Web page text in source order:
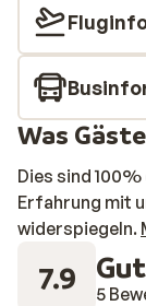
Was
Dies sind
Erfahrung mit
widerspiegeln.
7.9 Gut
5